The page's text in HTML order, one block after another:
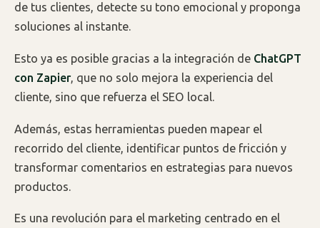
de tus clientes, detecte su tono emocional y proponga
soluciones al instante.
Esto ya es posible gracias a la integración de ChatGPT
con Zapier, que no solo mejora la experiencia del
cliente, sino que refuerza el SEO local.
Además, estas herramientas pueden mapear el
recorrido del cliente, identificar puntos de fricción y
transformar comentarios en estrategias para nuevos
productos.
Es una revolución para el marketing centrado en el